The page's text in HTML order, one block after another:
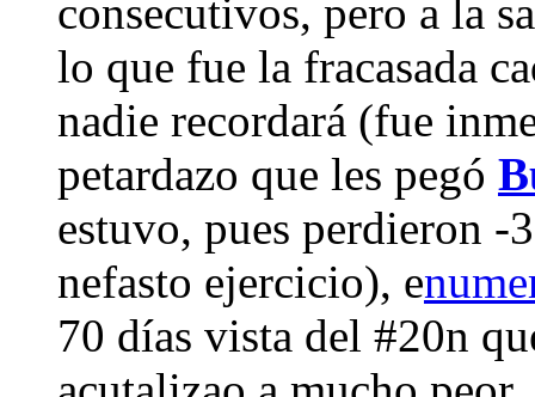
consecutivos, pero a la
lo que fue la fracasada
nadie recordará (fue
petardazo que les pegó
estuvo, pues perdieron -
nefasto ejercicio), e
70 días vista del #20n